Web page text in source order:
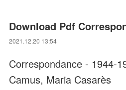
Download Pdf
2021.12.20 13:54
Correspondance - 1944-
Camus, Maria Casarès